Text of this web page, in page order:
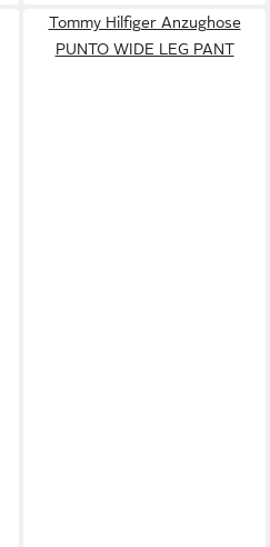
Tommy Hilfiger Anzughose
PUNTO WIDE LEG PANT